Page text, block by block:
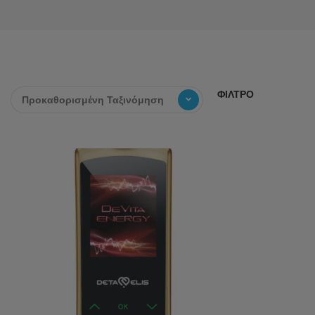
ΦΙΛΤΡΟ
Προκαθορισμένη Ταξινόμηση